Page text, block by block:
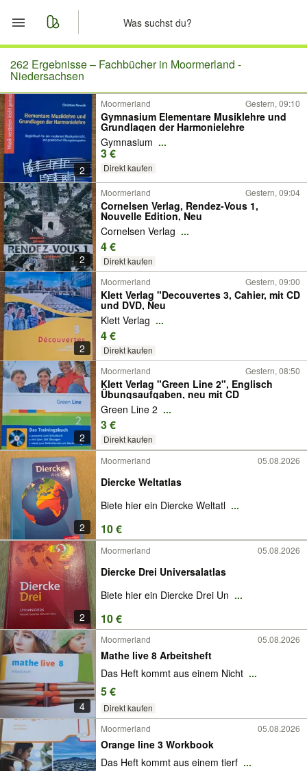
Start
Merkliste
Nachrichten
Anzeige aufgeben
262 Ergebnisse – Fachbücher in Moormerland -
Niedersachsen
2
Moormerland Gestern, 09:10
Gymnasium Elementare Musiklehre und
Grundlagen der Harmonielehre
Gymnasium ...
3 €
Direkt kaufen
2
Moormerland Gestern, 09:04
Cornelsen Verlag, Rendez-Vous 1,
Nouvelle Edition, Neu
Cornelsen Verlag ...
4 €
Direkt kaufen
2
Moormerland Gestern, 09:00
Klett Verlag "Decouvertes 3, Cahier, mit CD
und DVD, Neu
Klett Verlag ...
4 €
Direkt kaufen
2
Moormerland Gestern, 08:50
Klett Verlag "Green Line 2", Englisch
Übungsaufgaben, neu mit CD
Green Line 2 ...
3 €
Direkt kaufen
2
Moormerland 05.08.2026
Diercke Weltatlas
Biete hier ein Diercke Weltatl ...
10 €
2
Moormerland 05.08.2026
Diercke Drei Universalatlas
Biete hier ein Diercke Drei Un ...
10 €
4
Moormerland 05.08.2026
Mathe live 8 Arbeitsheft
Das Heft kommt aus einem Nicht ...
5 €
Direkt kaufen
Moormerland 05.08.2026
Orange line 3 Workbook
Das Heft kommt aus einem tierf ...